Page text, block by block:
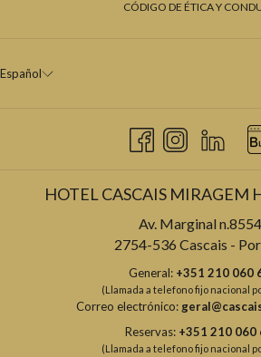
CÓDIGO DE ÉTICA Y
Español
HOTEL CASCAIS MIRAGEM
Av. Marginal n.8554
2754-536 Cascais -
General: +351 210 060
(Llamada a telefono fijo nacional
Correo electrónico:
Reservas: +351 210 060
(Llamada a telefono fijo nacional